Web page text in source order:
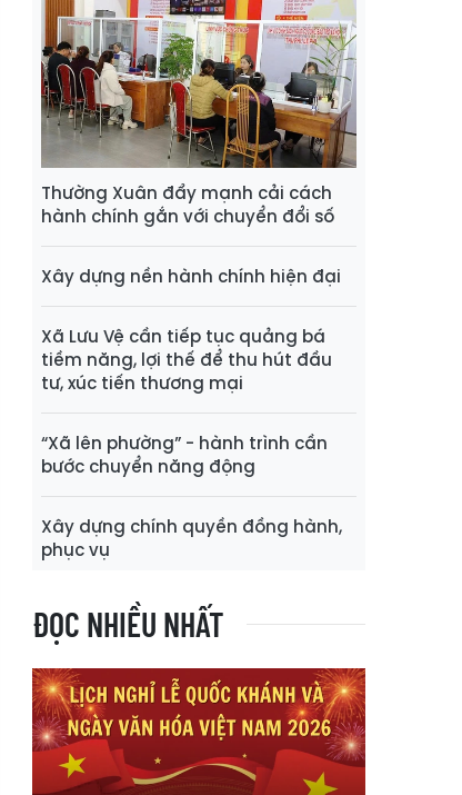
Thường Xuân đẩy mạnh cải cách
hành chính gắn với chuyển đổi số
Xây dựng nền hành chính hiện đại
Xã Lưu Vệ cần tiếp tục quảng bá
tiềm năng, lợi thế để thu hút đầu
tư, xúc tiến thương mại
“Xã lên phường” - hành trình cần
bước chuyển năng động
Xây dựng chính quyền đồng hành,
phục vụ
ĐỌC NHIỀU NHẤT